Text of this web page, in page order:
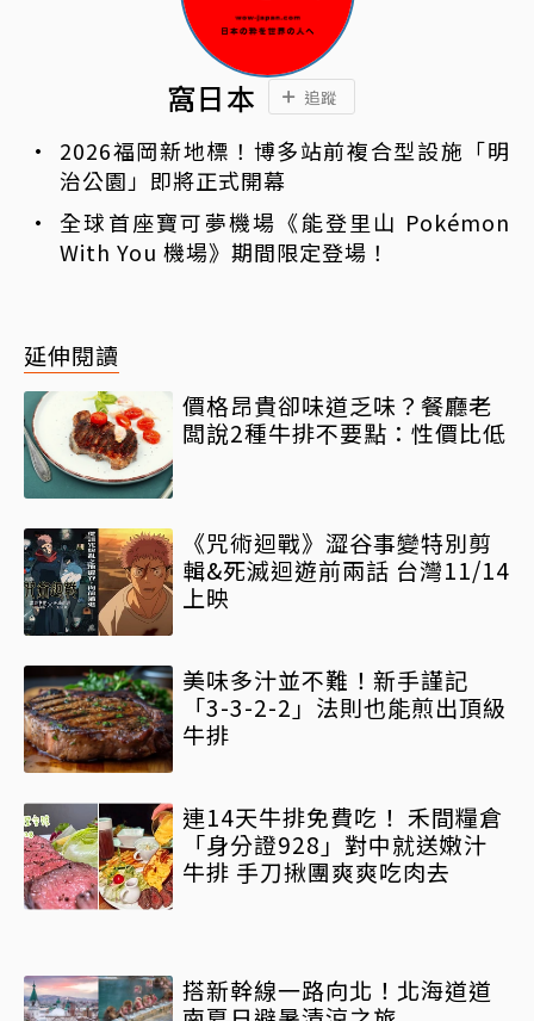
窩日本 追蹤
2026福岡新地標！博多站前複合型設施「明
治公園」即將正式開幕
全球首座寶可夢機場《能登里山 Pokémon
With You 機場》期間限定登場！
延伸閱讀
價格昂貴卻味道乏味？餐廳老
闆說2種牛排不要點：性價比低
《咒術迴戰》澀谷事變特別剪
輯&死滅迴遊前兩話 台灣11/14
上映
美味多汁並不難！新手謹記
「3-3-2-2」法則也能煎出頂級
牛排
連14天牛排免費吃！ 禾間糧倉
「身分證928」對中就送嫩汁
牛排 手刀揪團爽爽吃肉去
搭新幹線一路向北！北海道道